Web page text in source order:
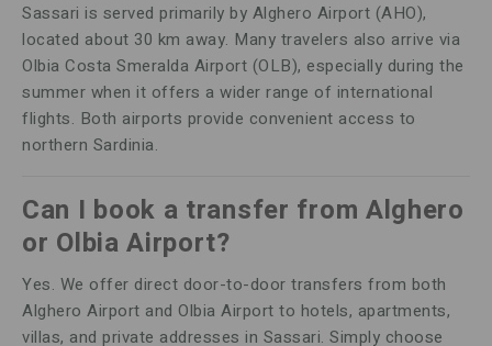
Sassari is served primarily by Alghero Airport (AHO),
located about 30 km away. Many travelers also arrive via
Olbia Costa Smeralda Airport (OLB), especially during the
summer when it offers a wider range of international
flights. Both airports provide convenient access to
northern Sardinia.
Can I book a transfer from Alghero
or Olbia Airport?
Yes. We offer direct door-to-door transfers from both
Alghero Airport and Olbia Airport to hotels, apartments,
villas, and private addresses in Sassari. Simply choose